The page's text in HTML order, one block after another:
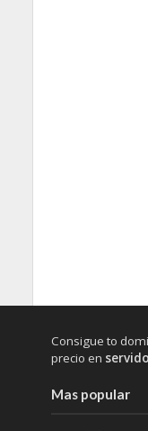
Consigue to
precio en
Mas popular